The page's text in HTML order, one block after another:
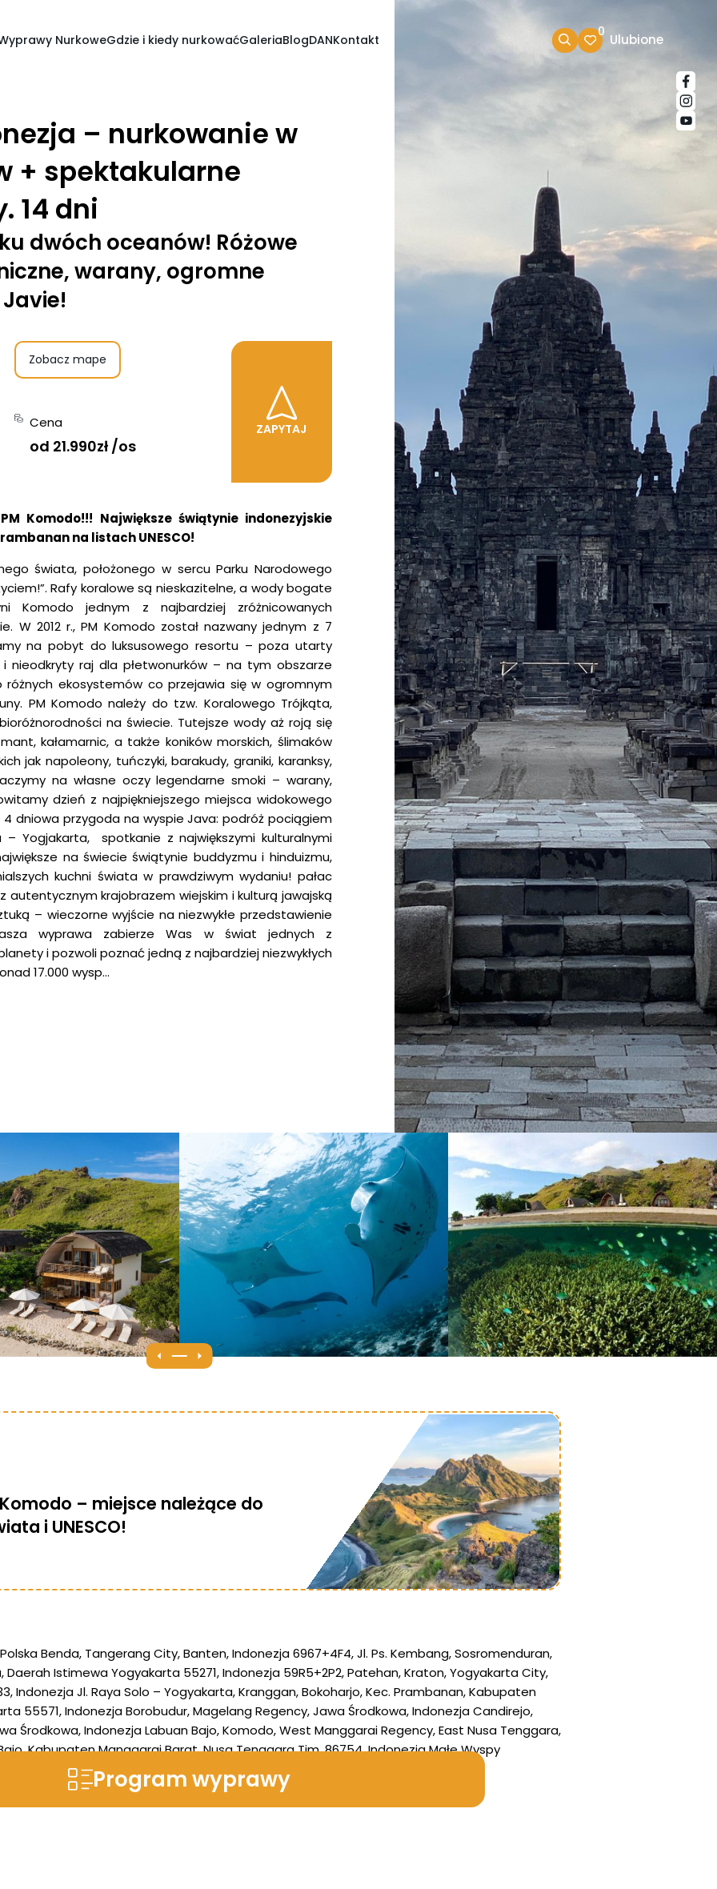
NurkoweGdzie i kiedy nurkowaćGaleriaBlogDANKontakt
0
Ulubione
– nurkowanie w
+ spektakularne
14 dni
dwóch oceanów! Różowe
warany, ogromne
Zobacz mape
ZAPYTAJ
Cena
od 21.990zł /os
Komodo!!! Największe świątynie indonezyjskie
na listach UNESCO!
świata, położonego w sercu Parku Narodowego
Rafy koralowe są nieskazitelne, a wody bogate
Komodo jednym z najbardziej zróżnicowanych
W 2012 r., PM Komodo został nazwany jednym z 7
na pobyt do luksusowego resortu – poza utarty
nieodkryty raj dla płetwonurków – na tym obszarze
ekosystemów co przejawia się w ogromnym
PM Komodo należy do tzw. Koralowego Trójkąta,
na świecie. Tutejsze wody aż roją się
kałamarnic, a także koników morskich, ślimaków
jak napoleony, tuńczyki, barakudy, graniki, karanksy,
na własne oczy legendarne smoki – warany,
dzień z najpiękniejszego miejsca widokowego
dniowa przygoda na wyspie Java: podróż pociągiem
– Yogjakarta, spotkanie z największymi kulturalnymi
na świecie świątynie buddyzmu i hinduizmu,
kuchni świata w prawdziwym wydaniu! pałac
autentycznym krajobrazem wiejskim i kulturą jawajską
– wieczorne wyjście na niezwykłe przedstawienie
wyprawa zabierze Was w świat jednych z
i pozwoli poznać jedną z najbardziej niezwykłych
17.000 wysp…
– miejsce należące do
i UNESCO!
klimatyczny resort u wrót Parku
Benda, Tangerang City, Banten, Indonezja6967+4F4, Jl. Ps. Kembang, Sosromenduran,
Istimewa Yogyakarta 55271, Indonezja 59R5+2P2, Patehan, Kraton, Yogyakarta City,
IndonezjaJl. Raya Solo – Yogyakarta, Kranggan, Bokoharjo, Kec. Prambanan, Kabupaten
55571, IndonezjaBorobudur, Magelang Regency, Jawa Środkowa, IndonezjaCandirejo,
Środkowa, IndonezjaLabuan Bajo, Komodo, West Manggarai Regency, East Nusa Tenggara,
Kabupaten Manggarai Barat, Nusa Tenggara Tim. 86754, IndonezjaMałe Wyspy
Żwirki i Wigury 1, 02-143 Warszawa, Polska
Program wyprawy